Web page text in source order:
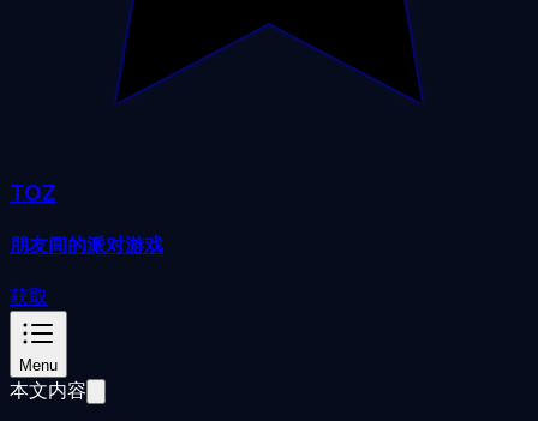
TOZ
朋友间的派对游戏
获取
Menu
本文内容